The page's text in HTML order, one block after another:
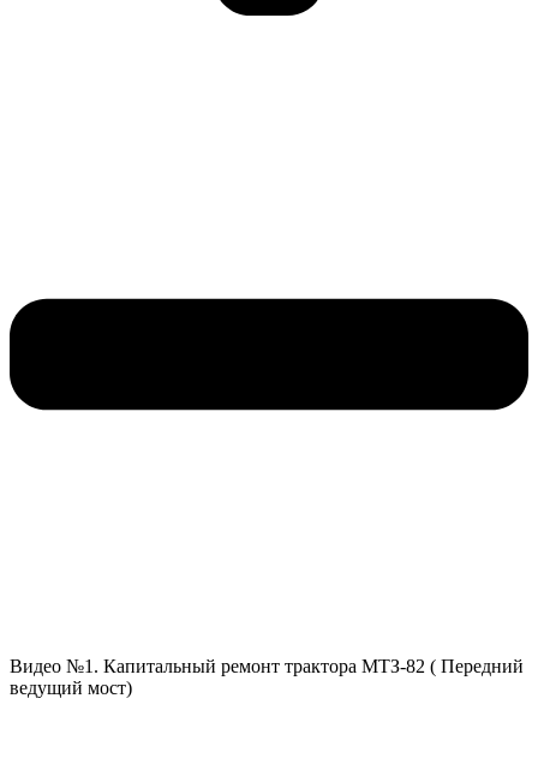
Видео №1. Капитальный ремонт трактора МТЗ-82 ( Передний
ведущий мост)